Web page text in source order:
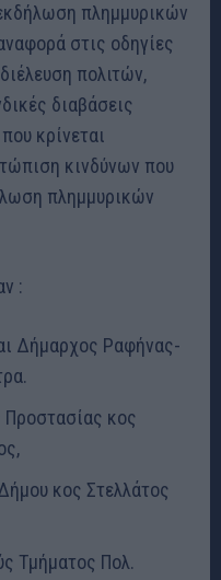
πλημμυρικών
στις οδηγίες
πολιτών,
διαβάσεις
κρίνεται
κινδύνων που
πλημμυρικών
:
Δήμαρχος Ραφήνας-
Προστασίας κος
κος Στελλάτος
Τμήματος Πολ.